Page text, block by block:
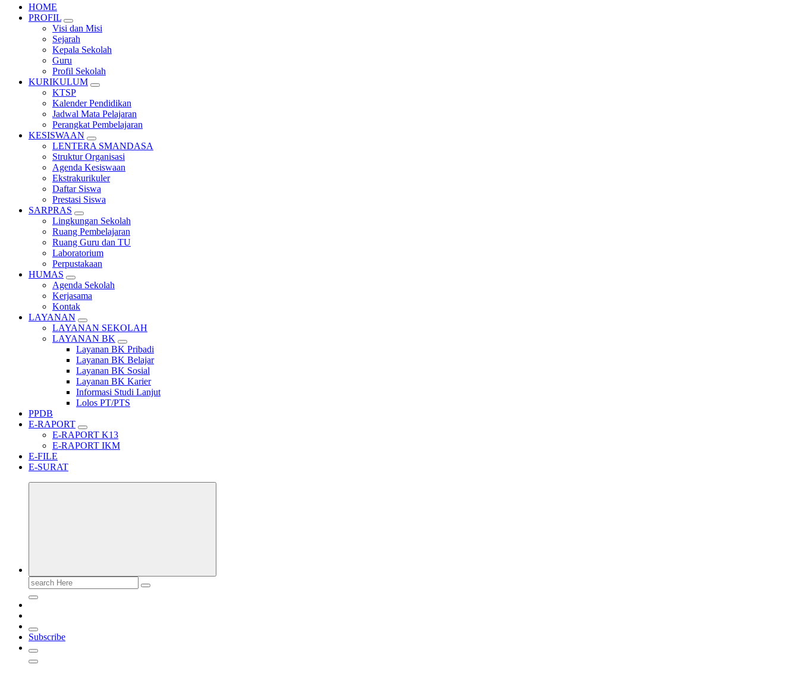
HOME
PROFIL
Visi dan Misi
Sejarah
Kepala Sekolah
Guru
Profil Sekolah
KURIKULUM
KTSP
Kalender Pendidikan
Jadwal Mata Pelajaran
Perangkat Pembelajaran
KESISWAAN
LENTERA SMANDASA
Struktur Organisasi
Agenda Kesiswaan
Ekstrakurikuler
Daftar Siswa
Prestasi Siswa
SARPRAS
Lingkungan Sekolah
Ruang Pembelajaran
Ruang Guru dan TU
Laboratorium
Perpustakaan
HUMAS
Agenda Sekolah
Kerjasama
Kontak
LAYANAN
LAYANAN SEKOLAH
LAYANAN BK
Layanan BK Pribadi
Layanan BK Belajar
Layanan BK Sosial
Layanan BK Karier
Informasi Studi Lanjut
Lolos PT/PTS
PPDB
E-RAPORT
E-RAPORT K13
E-RAPORT IKM
E-FILE
E-SURAT
Search
for:
Subscribe